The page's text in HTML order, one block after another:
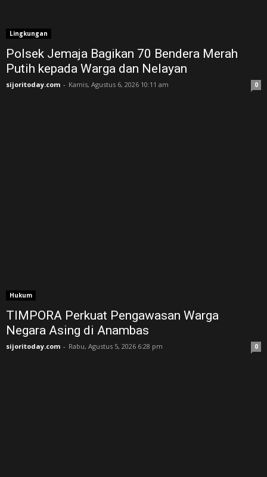
Lingkungan
Polsek Jemaja Bagikan 70 Bendera Merah
Putih kepada Warga dan Nelayan
sijoritoday.com - Kamis, Agustus 6, 2026 10:11 am 0
Hukum
TIMPORA Perkuat Pengawasan Warga
Negara Asing di Anambas ‎
sijoritoday.com - Rabu, Agustus 5, 2026 6:28 pm 0